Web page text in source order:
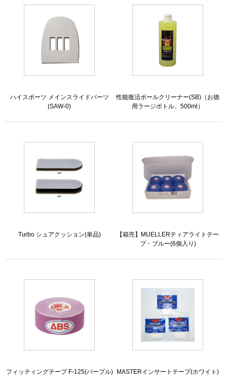
ハイスポーツ メインスライドパーツ
(SAW-0)
性能復活ボールクリーナー(SB)（お徳
用ラージボトル、500ml）
Turbo シュアクッション(単品)
【箱売】MUELLERティアライトテー
プ・ブルー(6個入り)
フィッティングテープ F-125(パープル) MASTERインサートテープ(ホワイト)